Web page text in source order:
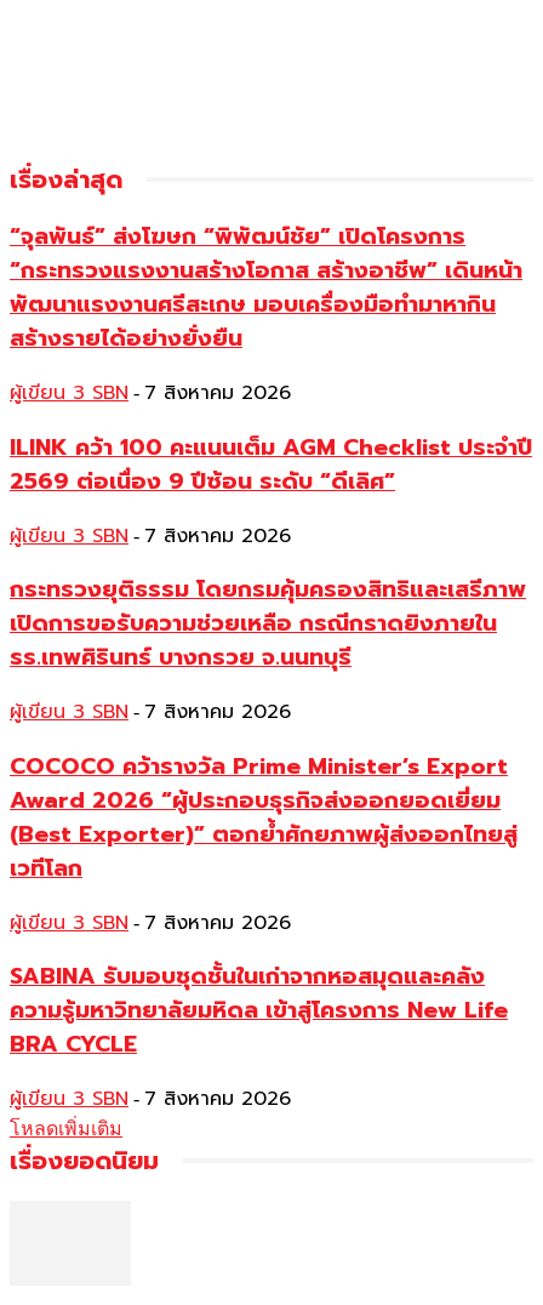
เรื่องล่าสุด
“จุลพันธ์” ส่งโฆษก “พิพัฒน์ชัย” เปิดโครงการ
“กระทรวงแรงงานสร้างโอกาส สร้างอาชีพ” เดินหน้า
พัฒนาแรงงานศรีสะเกษ มอบเครื่องมือทำมาหากิน
สร้างรายได้อย่างยั่งยืน
ผู้เขียน 3 SBN - 7 สิงหาคม 2026
ILINK คว้า 100 คะแนนเต็ม AGM Checklist ประจำปี
2569 ต่อเนื่อง 9 ปีซ้อน ระดับ “ดีเลิศ”
ผู้เขียน 3 SBN - 7 สิงหาคม 2026
กระทรวงยุติธรรม โดยกรมคุ้มครองสิทธิและเสรีภาพ
เปิดการขอรับความช่วยเหลือ กรณีกราดยิงภายใน
รร.เทพศิรินทร์ บางกรวย จ.นนทบุรี
ผู้เขียน 3 SBN - 7 สิงหาคม 2026
COCOCO คว้ารางวัล Prime Minister’s Export
Award 2026 “ผู้ประกอบธุรกิจส่งออกยอดเยี่ยม
(Best Exporter)” ตอกย้ำศักยภาพผู้ส่งออกไทยสู่
เวทีโลก
ผู้เขียน 3 SBN - 7 สิงหาคม 2026
SABINA รับมอบชุดชั้นในเก่าจากหอสมุดและคลัง
ความรู้มหาวิทยาลัยมหิดล เข้าสู่โครงการ New Life
BRA CYCLE
ผู้เขียน 3 SBN - 7 สิงหาคม 2026
โหลดเพิ่มเติม
เรื่องยอดนิยม